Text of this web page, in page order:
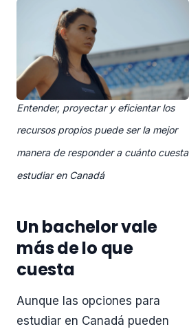
Entender, proyectar y eficientar los
recursos propios puede ser la mejor
manera de responder a cuánto cuesta
estudiar en Canadá
Un bachelor vale
más de lo que
cuesta
Aunque las opciones para
estudiar en Canadá pueden